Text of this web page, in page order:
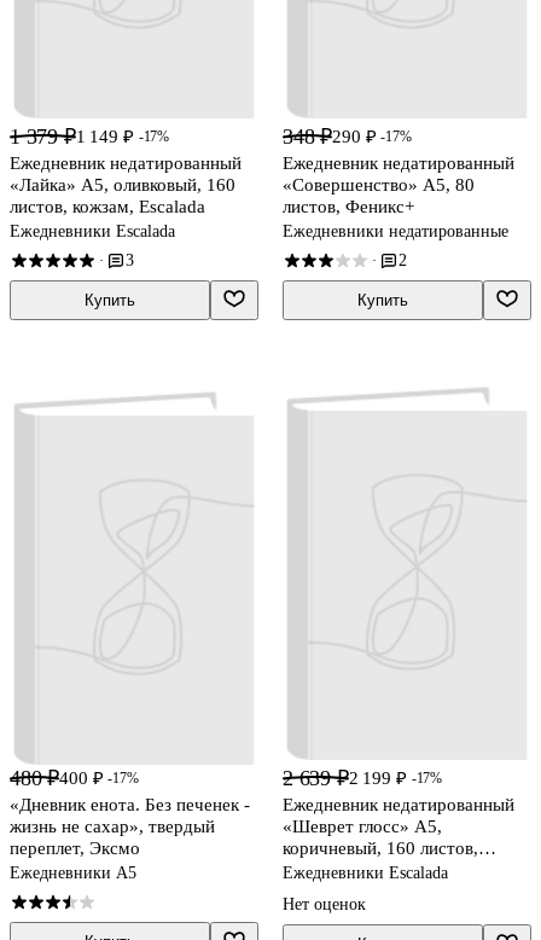
1 379 ₽1 149 ₽ -17%
Ежедневник недатированный
«Лайка» А5, оливковый, 160
листов, кожзам, Escalada
Ежедневники Escalada
· 3
Купить
348 ₽290 ₽ -17%
Ежедневник недатированный
«Совершенство» А5, 80
листов, Феникс+
Ежедневники недатированные
· 2
Купить
480 ₽400 ₽ -17%
«Дневник енота. Без печенек -
жизнь не сахар», твердый
переплет, Эксмо
Ежедневники А5
2 639 ₽2 199 ₽ -17%
Ежедневник недатированный
«Шеврет глосс» А5,
коричневый, 160 листов,
экокожа, Escalada
Ежедневники Escalada
Нет оценок